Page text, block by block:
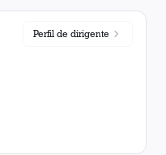
Perfil de dirigente